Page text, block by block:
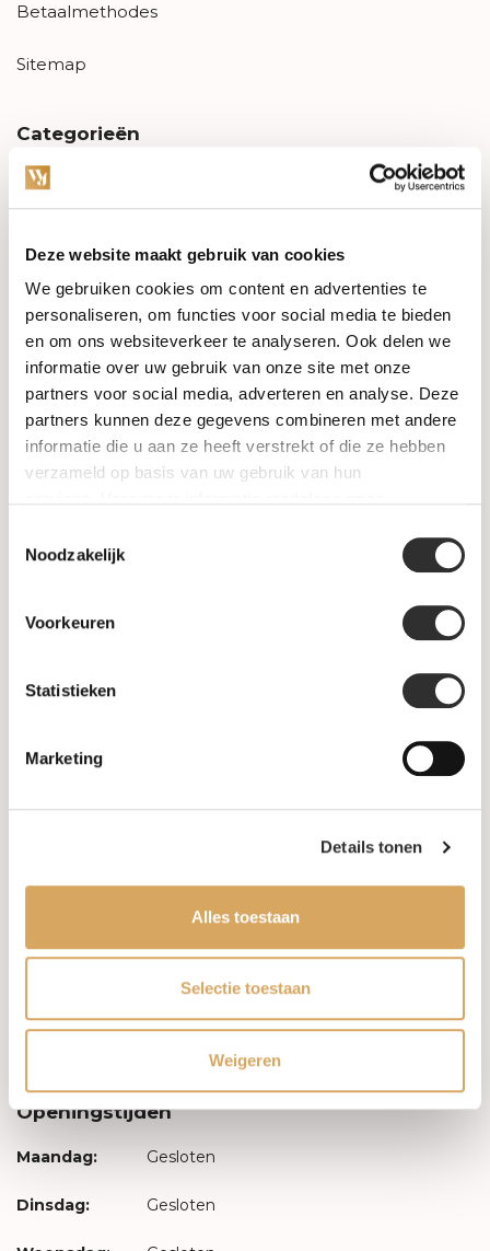
Deze website maakt gebruik van cookies
We gebruiken cookies om content en advertenties te
personaliseren, om functies voor social media te bieden
en om ons websiteverkeer te analyseren. Ook delen we
informatie over uw gebruik van onze site met onze
partners voor social media, adverteren en analyse. Deze
partners kunnen deze gegevens combineren met andere
informatie die u aan ze heeft verstrekt of die ze hebben
verzameld op basis van uw gebruik van hun
Noodzakelijk
Voorkeuren
Statistieken
Marketing
Details tonen
Alles toestaan
Selectie toestaan
Weigeren
Betaalmethodes
Sitemap
Categorieën
Horloges
Trouwringen
PRE-OWNED
Luxe Accessoires
Informatie
SALE
Informatie
Algemene voorwaarden
Openingstijden
Maandag: Gesloten
Dinsdag: Gesloten